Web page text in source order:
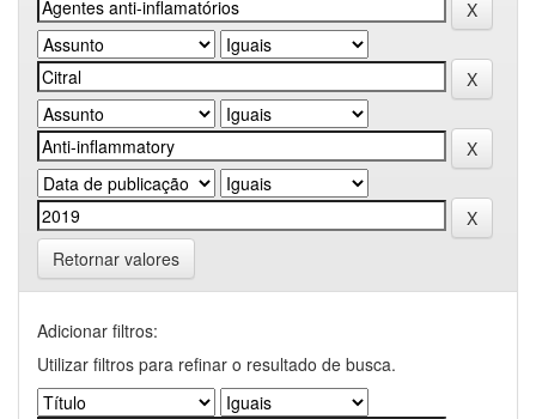
Retornar valores
Adicionar filtros:
Utilizar filtros para refinar o resultado de busca.